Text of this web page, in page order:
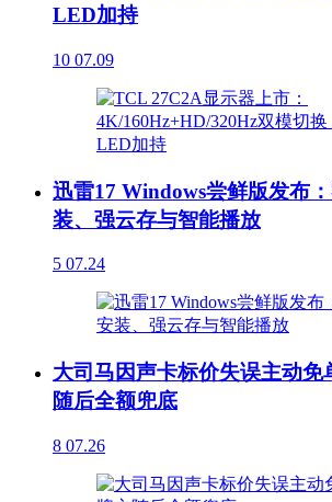
LED加持
10 07.09
迅雷17 Windows尝鲜版发布
装、强云存与智能播放
5 07.24
大司马因声卡标价失误主动免
随后全额兜底
8 07.26